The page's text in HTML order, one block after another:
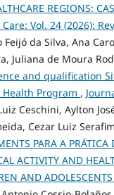
REGIONS:
Vol. 24 (2026):
Feijó da Silva, Ana
Juliana de Moura
and qualification
Health Program ,
Ceschini, Aylton
Cezar Luiz
PARA A
ACTIVITY AND
AND ADOLESCENTS